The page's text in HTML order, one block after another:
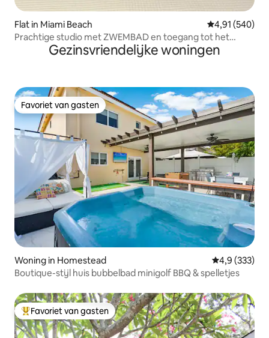
Flat in Miami Beach Gemiddelde
4,91 (540)
Prachtige studio met ZWEMBAD en toegang tot het
STRANDGezinsvriendelijke woningen
Favoriet van gasten
Favoriet van gasten
Woning in Homestead Gemiddelde
4,9 (333)
Boutique-stijl huis bubbelbad minigolf BBQ & spelletjes
Topfavoriet van gasten
Favoriet van gasten